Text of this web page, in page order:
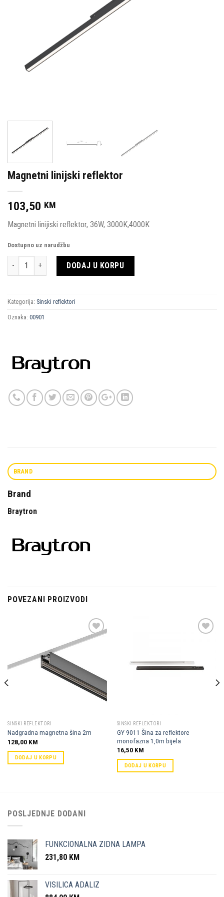
Magnetni linijski reflektor
103,50 KM
Magnetni linijiski reflektor, 36W, 3000K,4000K
Dostupno uz narudžbu
Količina DODAJ U KORPU
Kategorija: Sinski reflektori
Oznaka: 00901
BRAND
Brand
Braytron
POVEZANI PROIZVODI
SINSKI REFLEKTORI
Nadgradna magnetna šina 2m
128,00 KM
DODAJ U KORPU
omiljene
SINSKI REFLEKTORI
GY 9011 Šina za reflektore
monofazna 1,0m bijela
16,50 KM
DODAJ U KORPU
POSLJEDNJE DODANI
FUNKCIONALNA ZIDNA LAMPA
231,80 KM
VISILICA ADALIZ